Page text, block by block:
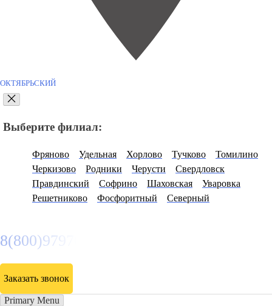
ОКТЯБРЬСКИЙ
Выберите филиал:
Фряново Удельная Хорлово Тучково
Томилино
Черкизово
Родники Черусти
Свердловск
Правдинский
Софрино Шаховская
Уваровка
Решетниково
Фосфоритный Северный
8(800)9797043
Заказать звонок
Primary Menu